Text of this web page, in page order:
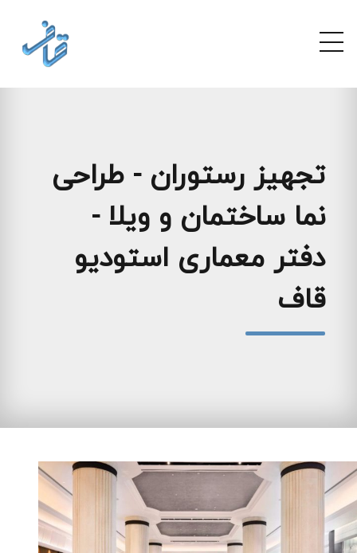
تجهیز رستوران - طراحی
نما ساختمان و ویلا -
دفتر معماری استودیو
قاف